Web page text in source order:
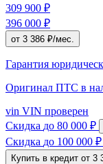
309 900 ₽
396 000 ₽
от 3 386 ₽/мес.
Гарантия
Оригинал ПТС в
vin VIN проверен
Скидка до 80 000 ₽
Скидка до 100 000 ₽
Купить в кредит от 3